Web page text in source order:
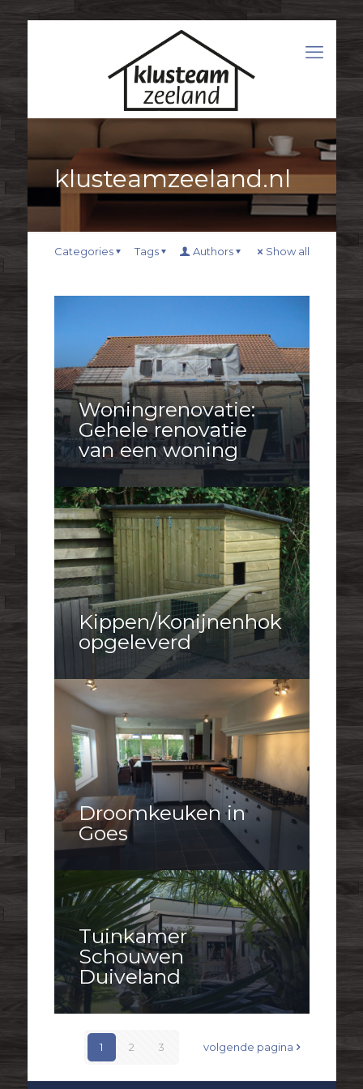
klusteamzeeland.nl
Categories Tags Authors Show all
Woningrenovatie:
Gehele renovatie
van een woning
Kippen/Konijnenhok
opgeleverd
Droomkeuken in
Goes
Tuinkamer
Schouwen
Duiveland
1 2 3 volgende pagina